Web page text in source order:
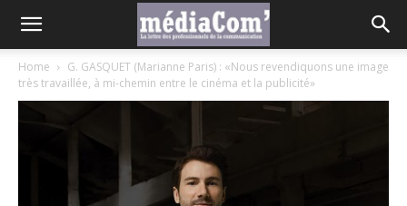
Home
G. GASQUET (Marianne Paris) : «Nous revendiquons une image
très travaillée, à mi-chemin entre le cinéma et la publicité»